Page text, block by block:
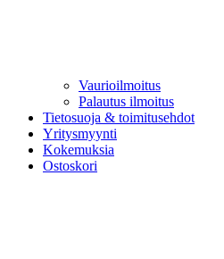
Vaurioilmoitus
Palautus ilmoitus
Tietosuoja & toimitusehdot
Yritysmyynti
Kokemuksia
Ostoskori